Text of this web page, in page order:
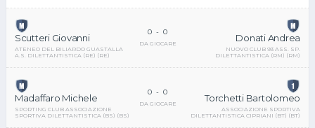
Scutteri Giovanni
ATENEO DEL BILIARDO GUASTALLA
A.S. DILETTANTISTICA (RE) (RE)
0 - 0
DA GIOCARE
Donati Andrea
NUOVO CLUB 93 ASS. SP.
DILETTANTISTICA (RM) (RM)
Madaffaro Michele
SPORTING CLUB ASSOCIAZIONE
SPORTIVA DILETTANTISTICA (BS) (BS)
0 - 0
DA GIOCARE
Torchetti Bartolomeo
ASSOCIAZIONE SPORTIVA
DILETTANTISTICA CIPRIANI (BT) (BT)